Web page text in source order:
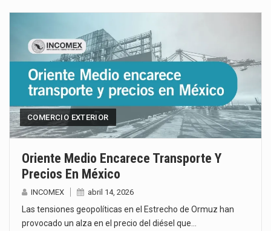
El Departamento de Agricultura de Estados Unidos (USDA) suspendió el 5 de agosto de 2026…
El derecho a la previsibilidad de los horarios de trabajo en turnos rotativos podría ser…
La industria manufacturera de exportación afiliada a Index en Nuevo León ha alcanzado hasta 10%…
COMERCIO EXTERIOR
Oriente Medio Encarece Transporte Y
Precios En México
INCOMEX abril 14, 2026
Las tensiones geopolíticas en el Estrecho de Ormuz han
provocado un alza en el precio del diésel que…